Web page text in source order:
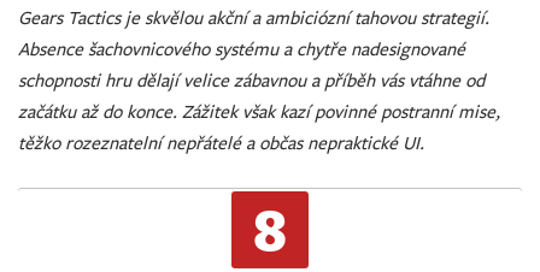
Gears Tactics je skvělou akční a ambiciózní tahovou strategií.
Absence šachovnicového systému a chytře nadesignované
schopnosti hru dělají velice zábavnou a příběh vás vtáhne od
začátku až do konce. Zážitek však kazí povinné postranní mise,
těžko rozeznatelní nepřátelé a občas nepraktické UI.
8